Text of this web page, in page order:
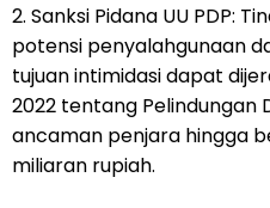
2. Sanksi Pidana UU PDP:
potensi penyalahgunaan
tujuan intimidasi dapat
2022 tentang Pelindungan
ancaman penjara hingga
miliaran rupiah.